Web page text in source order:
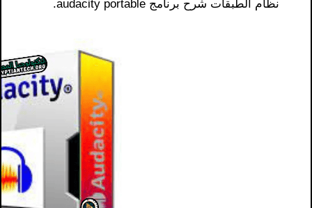
نظام الطبقات شرح برنامج audacity portable.